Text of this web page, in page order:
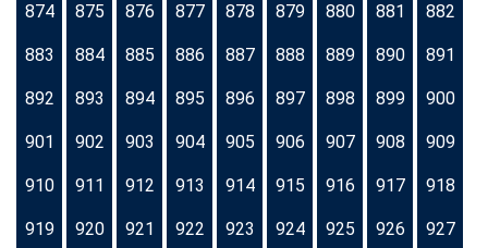
874 875 876 877 878 879 880 881 882
883 884 885 886 887 888 889 890 891
892 893 894 895 896 897 898 899 900
901 902 903 904 905 906 907 908 909
910 911 912 913 914 915 916 917 918
919 920 921 922 923 924 925 926 927